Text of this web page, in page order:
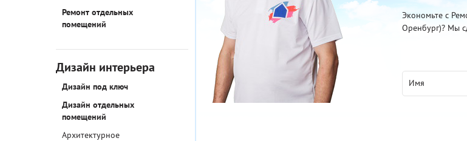
Ремонт отдельных
помещений
Дизайн интерьера
Дизайн под ключ
Дизайн отдельных
помещений
Архитектурное
Экономьте с
Оренбург)? Мы